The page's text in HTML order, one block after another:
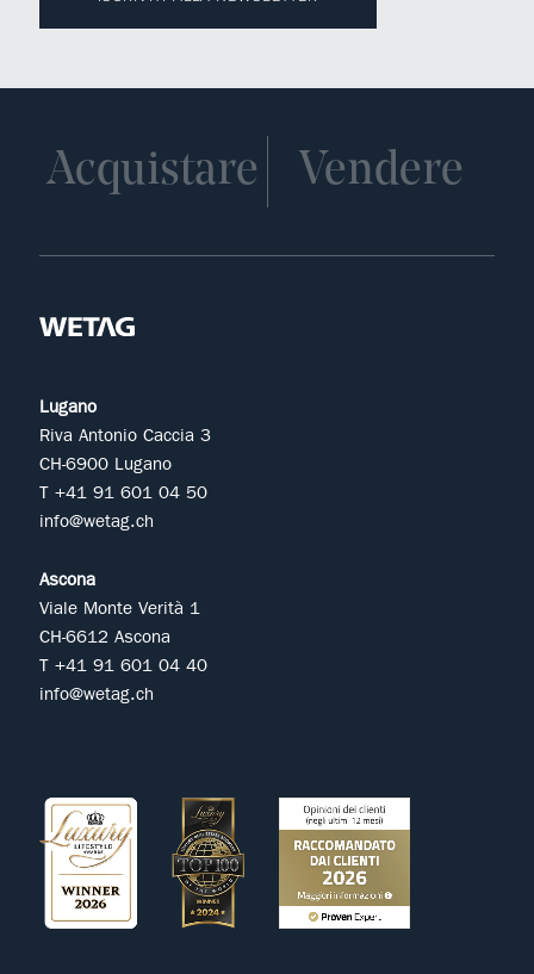
Acquistare Vendere
Lugano
Riva Antonio Caccia 3
CH-6900 Lugano
T +41 91 601 04 50
info@wetag.ch
Ascona
Viale Monte Verità 1
CH-6612 Ascona
T +41 91 601 04 40
info@wetag.ch